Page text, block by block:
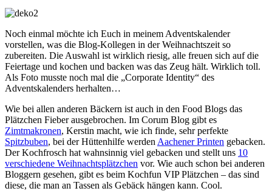
Noch einmal möchte ich Euch in meinem Adventskalender
vorstellen, was die Blog-Kollegen in der Weihnachtszeit so
zubereiten. Die Auswahl ist wirklich riesig, alle freuen sich auf die
Feiertage und kochen und backen was das Zeug hält. Wirklich toll.
Als Foto musste noch mal die „Corporate Identity“ des
Adventskalenders herhalten…
Wie bei allen anderen Bäckern ist auch in den Food Blogs das
Plätzchen Fieber ausgebrochen. Im Corum Blog gibt es
Zimtmakronen, Kerstin macht, wie ich finde, sehr perfekte
Spitzbuben, bei der Hüttenhilfe werden Aachener Printen gebacken.
Der Kochfrosch hat wahnsinnig viel gebacken und stellt uns 10
verschiedene Weihnachtsplätzchen vor. Wie auch schon bei anderen
Bloggern gesehen, gibt es beim Kochfun VIP Plätzchen – das sind
diese, die man an Tassen als Gebäck hängen kann. Cool.